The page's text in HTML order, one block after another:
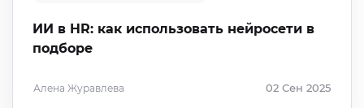
ИИ в HR: как использовать нейросети в
подборе
Алена Журавлева 02 Сен 2025